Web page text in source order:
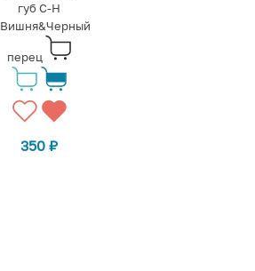
губ C-H
Вишня&Черный
перец
350₽